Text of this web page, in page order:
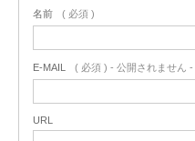
名前 ( 必須 )
E-MAIL ( 必須 ) - 公開されません -
URL